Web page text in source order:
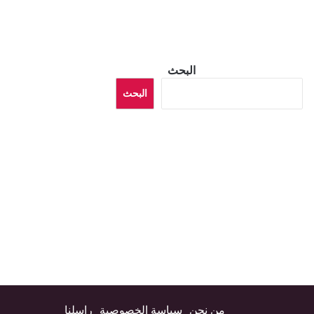
البحث
البحث
من نحن سياسة الخصوصية راسلنا